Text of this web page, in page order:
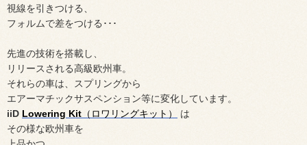
視線を引きつける、
フォルムで差をつける･･･
先進の技術を搭載し、
リリースされる高級欧州車。
それらの車は、スプリングから
エアーマチックサスペンション等に変化しています。
iiD Lowering Kit （ロワリングキット）
は
その様な欧州車を